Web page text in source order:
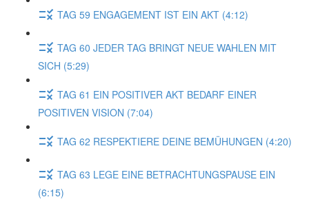
TAG 59 ENGAGEMENT IST EIN AKT (4:12)
TAG 60 JEDER TAG BRINGT NEUE WAHLEN MIT
SICH (5:29)
TAG 61 EIN POSITIVER AKT BEDARF EINER
POSITIVEN VISION (7:04)
TAG 62 RESPEKTIERE DEINE BEMÜHUNGEN (4:20)
TAG 63 LEGE EINE BETRACHTUNGSPAUSE EIN
(6:15)